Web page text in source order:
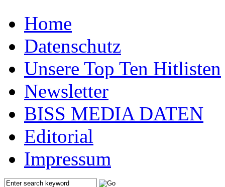
Home
Datenschutz
Unsere Top Ten Hitlisten
Newsletter
BISS MEDIA DATEN
Editorial
Impressum